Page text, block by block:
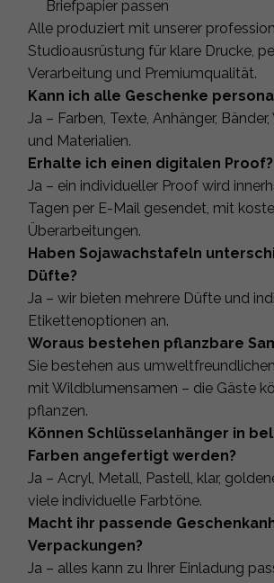
Briefpapier passen
Alle produziert mit unserer
Studioausrüstung für klare Drucke,
Verarbeitung und Premiumqualität.
Kann ich alle Geschenke
Ja – Farben, Texte, Anhänger,
und Materialien.
Erhalte ich einen digitalen Proof?
Ja – ein individueller Proof wird
Tagen per E-Mail gesendet, mit
Überarbeitungen.
Haben Sojawachstafeln
Düfte?
Ja – wir bieten mehrere Düfte und
Etikettenoptionen an.
Woraus bestehen pflanzbare
Sie bestehen aus
mit Wildblumensamen – die Gäste
pflanzen.
Können Schlüsselanhänger in
Farben angefertigt werden?
Ja – Acryl, Metall, Pastell, klar,
viele individuelle Farbtöne.
Macht ihr passende
Verpackungen?
Ja – alles kann zu Ihrer Einladung